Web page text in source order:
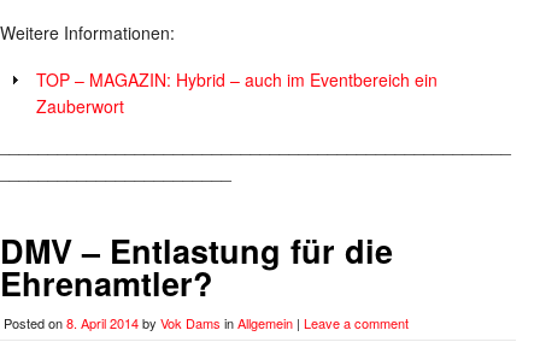
Weitere Informationen:
TOP – MAGAZIN: Hybrid – auch im Eventbereich ein
Zauberwort
DMV – Entlastung für die
Ehrenamtler?
Posted on8. April 2014by Vok Dams inAllgemein | Leave a comment